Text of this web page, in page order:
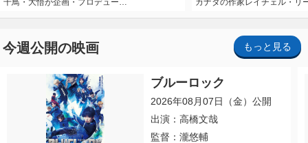
千鳥・大悟が企画・プロデュー…
カナダの作家レイチェル・リ
今週公開の映画 もっと見る
ブルーロック
2026年08月07日（金）公開
出演：高橋文哉
監督：瀧悠輔